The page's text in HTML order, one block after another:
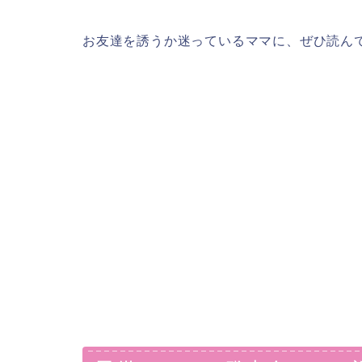
お友達を誘うか迷っているママに、ぜひ読ん